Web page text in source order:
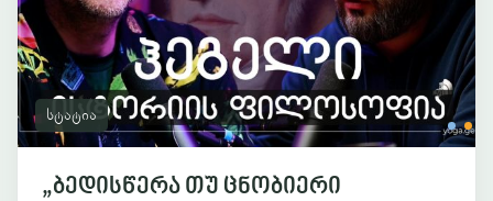
სტატია
„ბედისწერა თუ ცნობიერი